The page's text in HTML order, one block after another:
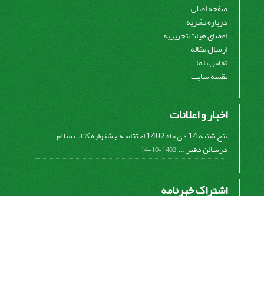
صفحه اصلی
درباره نشریه
اعضای هیات تحریریه
ارسال مقاله
تماس با ما
نقشه سایت
اخبار و اعلانات
پنج شنبه 14 دی ماه 1402 اختتامیه جشنواره کتاب سلام
درسالن دفتر ...1402-10-14
اشتراک خبرنامه